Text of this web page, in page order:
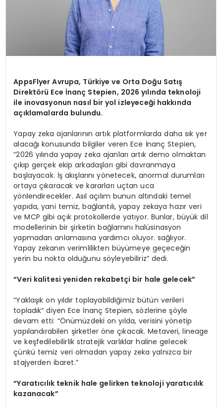
AppsFlyer Avrupa, Türkiye ve Orta Doğu Satış
Direktörü Ece İnanç Stepien, 2026 yılında teknoloji
ile inovasyonun nasıl bir yol izleyeceği hakkında
açıklamalarda bulundu.
Yapay zeka ajanlarının artık platformlarda daha sık yer
alacağı konusunda bilgiler veren Ece İnanç Stepien,
“2026 yılında yapay zeka ajanları artık demo olmaktan
çıkıp gerçek ekip arkadaşları gibi davranmaya
başlayacak. İş akışlarını yönetecek, anormal durumları
ortaya çıkaracak ve kararları uçtan uca
yönlendirecekler. Asıl açılım bunun altındaki temel
yapıda, yani temiz, bağlantılı, yapay zekaya hazır veri
ve MCP gibi açık protokollerde yatıyor. Bunlar, büyük dil
modellerinin bir şirketin bağlamını halüsinasyon
yapmadan anlamasına yardımcı oluyor. sağlıyor.
Yapay zekanın verimlilikten büyümeye geçeceğin
yerin bu nokta olduğunu söyleyebiliriz” dedi.
“Veri kalitesi yeniden rekabetçi bir hale gelecek”
“Yaklaşık on yıldır toplayabildiğimiz bütün verileri
topladık” diyen Ece İnanç Stepien, sözlerine şöyle
devam etti: “Önümüzdeki on yılda, verisini yönetip
yapılandırabilen şirketler öne çıkacak. Metaveri, lineage
ve keşfedilebilirlik stratejik varlıklar haline gelecek
çünkü temiz veri olmadan yapay zeka yalnızca bir
stajyerden ibaret.”
“Yaratıcılık teknik hale gelirken teknoloji yaratıcılık
kazanacak”